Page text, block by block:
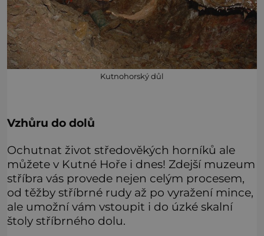
Kutnohorský důl
Vzhůru do dolů
Ochutnat život středověkých horníků ale
můžete v Kutné Hoře i dnes! Zdejší muzeum
stříbra vás provede nejen celým procesem,
od těžby stříbrné rudy až po vyražení mince,
ale umožní vám vstoupit i do úzké skalní
štoly stříbrného dolu.